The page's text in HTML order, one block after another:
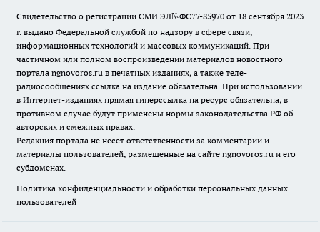
Свидетельство о регистрации СМИ ЭЛ№ФС77-85970 от 18 сентября 2023
г. выдано Федеральной службой по надзору в сфере связи,
информационных технологий и массовых коммуникаций. При
частичном или полном воспроизведении материалов новостного
портала ngnovoros.ru в печатных изданиях, а также теле-
радиосообщениях ссылка на издание обязательна. При использовании
в Интернет-изданиях прямая гиперссылка на ресурс обязательна, в
противном случае будут применены нормы законодательства РФ об
авторских и смежных правах.
Редакция портала не несет ответственности за комментарии и
материалы пользователей, размещенные на сайте ngnovoros.ru и его
субдоменах.
Политика конфиденциальности и обработки персональных данных
пользователей